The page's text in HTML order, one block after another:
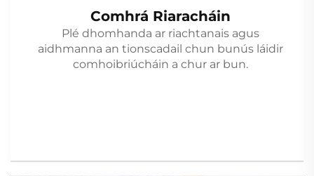
Comhrá Riaracháin
Plé dhomhanda ar riachtanais agus
aidhmanna an tionscadail chun bunús láidir
comhoibriúcháin a chur ar bun.